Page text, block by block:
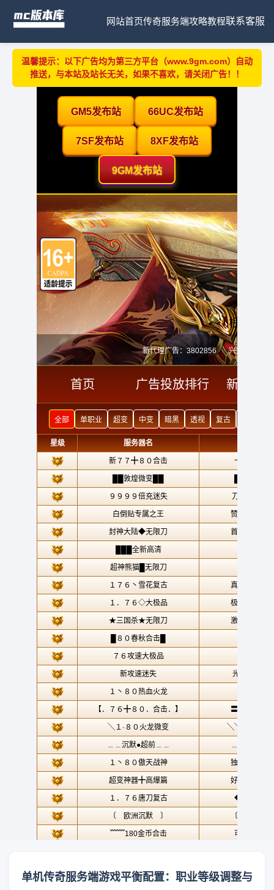
网站首页传奇服务端攻略教程联系客服
温馨提示：以下广告均为第三方平台（www.9gm.com）自动
推送，与本站及站长无关，如果不喜欢，请关闭广告！！
单机传奇服务端游戏平衡配置：职业等级调整与